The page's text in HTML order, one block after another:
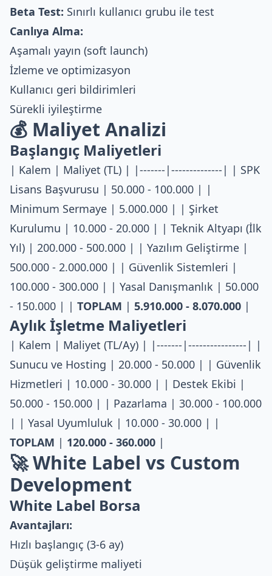
Beta Test: Sınırlı kullanıcı grubu ile test
Canlıya Alma:
Aşamalı yayın (soft launch)
İzleme ve optimizasyon
Kullanıcı geri bildirimleri
Sürekli iyileştirme
💰 Maliyet Analizi
Başlangıç Maliyetleri
| Kalem | Maliyet (TL) | |-------|--------------| | SPK
Lisans Başvurusu | 50.000 - 100.000 | |
Minimum Sermaye | 5.000.000 | | Şirket
Kurulumu | 10.000 - 20.000 | | Teknik Altyapı (İlk
Yıl) | 200.000 - 500.000 | | Yazılım Geliştirme |
500.000 - 2.000.000 | | Güvenlik Sistemleri |
100.000 - 300.000 | | Yasal Danışmanlık | 50.000
- 150.000 | | TOPLAM | 5.910.000 - 8.070.000 |
Aylık İşletme Maliyetleri
| Kalem | Maliyet (TL/Ay) | |-------|----------------| |
Sunucu ve Hosting | 20.000 - 50.000 | | Güvenlik
Hizmetleri | 10.000 - 30.000 | | Destek Ekibi |
50.000 - 150.000 | | Pazarlama | 30.000 - 100.000
| | Yasal Uyumluluk | 10.000 - 30.000 | |
TOPLAM | 120.000 - 360.000 |
🚀 White Label vs Custom
Development
White Label Borsa
Avantajları:
Hızlı başlangıç (3-6 ay)
Düşük geliştirme maliyeti